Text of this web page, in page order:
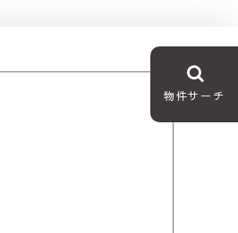
物件サーチ